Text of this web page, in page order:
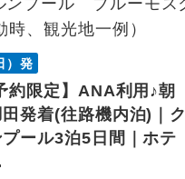
）発
約限定】ANA利用♪朝
発着(往路機内泊)｜ク
ール3泊5日間｜ホテ